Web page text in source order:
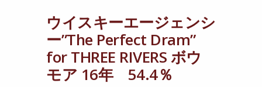
ウイスキーエージェンシ
ー”The Perfect Dram”
for THREE RIVERS ボウ
モア 16年 54.4％